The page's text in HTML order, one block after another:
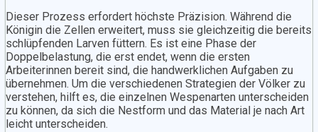
Dieser Prozess erfordert höchste Präzision. Während die
Königin die Zellen erweitert, muss sie gleichzeitig die bereits
schlüpfenden Larven füttern. Es ist eine Phase der
Doppelbelastung, die erst endet, wenn die ersten
Arbeiterinnen bereit sind, die handwerklichen Aufgaben zu
übernehmen. Um die verschiedenen Strategien der Völker zu
verstehen, hilft es, die einzelnen Wespenarten unterscheiden
zu können, da sich die Nestform und das Material je nach Art
leicht unterscheiden.